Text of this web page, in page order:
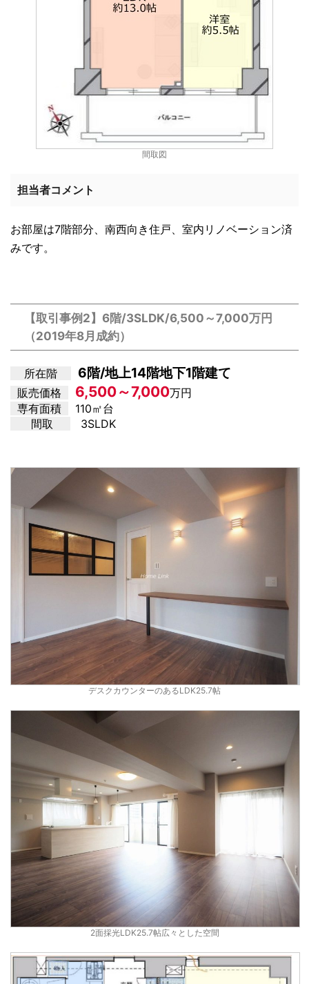
間取図
担当者コメント
お部屋は7階部分、南西向き住戸、室内リノベーション済
みです。
【取引事例2】6階/3SLDK/6,500～7,000万円
（2019年8月成約）
所在階 6階/地上14階地下1階建て
販売価格 6,500～7,000万円
専有面積
110㎡台
間取
3SLDK
デスクカウンターのあるLDK25.7帖
2面採光LDK25.7帖広々とした空間